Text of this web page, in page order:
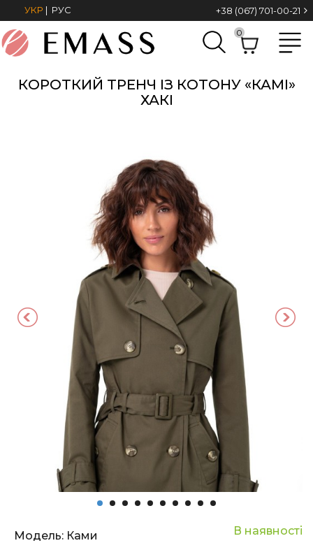
УКР | РУС +38 (067) 701-00-21
0
КОРОТКИЙ ТРЕНЧ ІЗ КОТОНУ «КАМІ»
ХАКІ
Модель: Ками В наявності